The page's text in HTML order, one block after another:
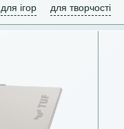
для ігор для творчості